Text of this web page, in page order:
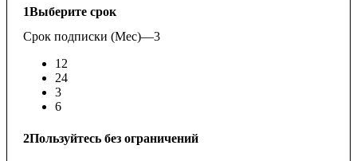
1Выберите срок
Срок подписки (Мес)—3
12
24
3
6
2Пользуйтесь без ограничений